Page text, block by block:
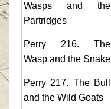
Wasps and the
Partridges
Perry 216. The
Wasp and the Snake
Perry 217. The Bull
and the Wild Goats